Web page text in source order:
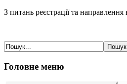
З питань реєстрації та
Головне меню